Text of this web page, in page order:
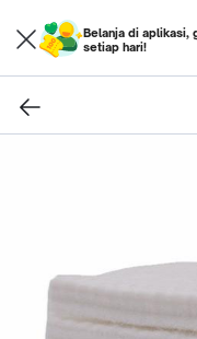
Belanja di aplikasi,
setiap hari!